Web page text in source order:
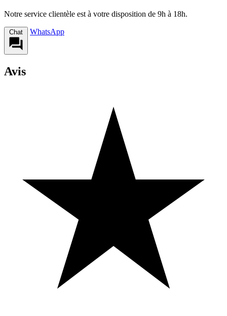
Notre service clientèle est à votre disposition de 9h à 18h.
Chat WhatsApp
Avis